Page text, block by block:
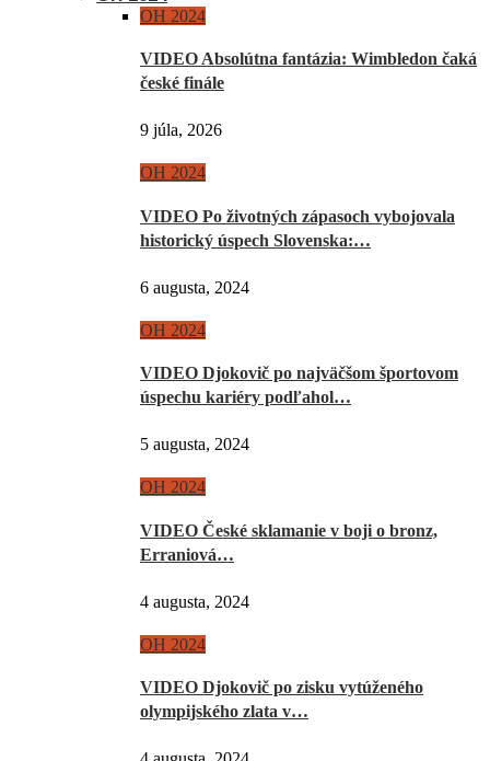
OH 2024
VIDEO Absolútna fantázia: Wimbledon čaká
české finále
9 júla, 2026
OH 2024
VIDEO Po životných zápasoch vybojovala
historický úspech Slovenska:…
6 augusta, 2024
OH 2024
VIDEO Djokovič po najväčšom športovom
úspechu kariéry podľahol…
5 augusta, 2024
OH 2024
VIDEO České sklamanie v boji o bronz,
Erraniová…
4 augusta, 2024
OH 2024
VIDEO Djokovič po zisku vytúženého
olympijského zlata v…